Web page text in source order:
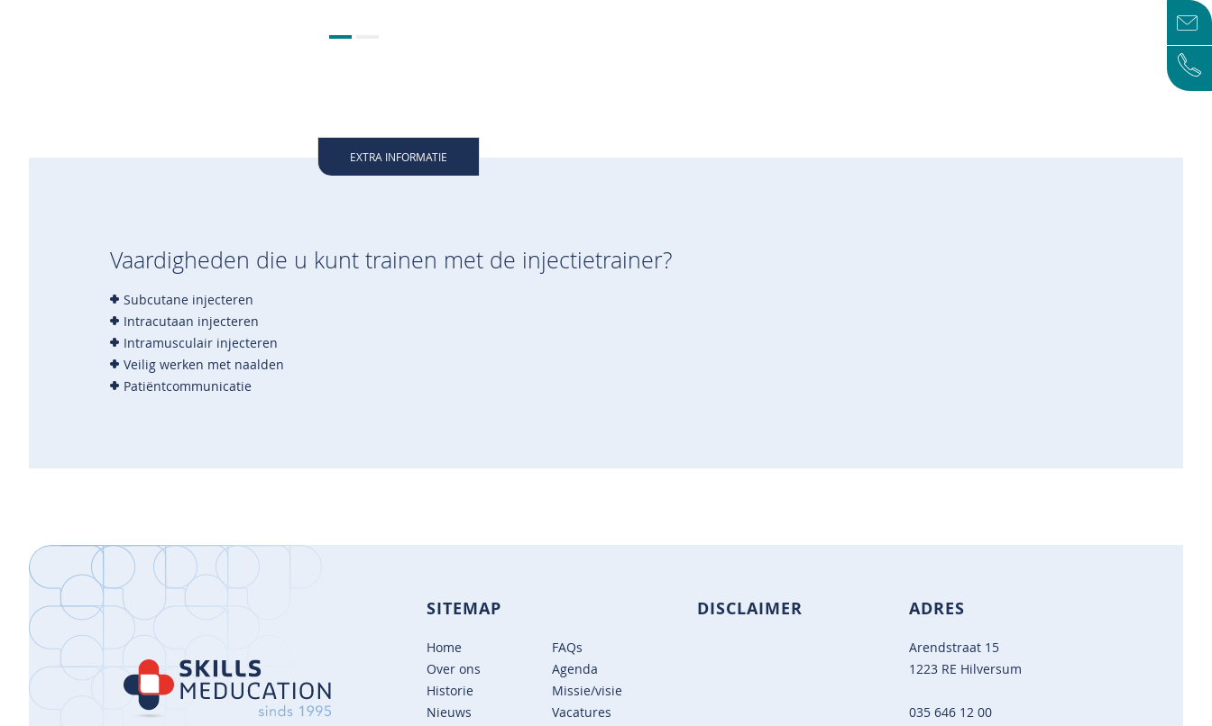
EXTRA INFORMATIE
Vaardigheden die u kunt trainen met de injectietrainer?
Subcutane injecteren
Intracutaan injecteren
Intramusculair injecteren
Veilig werken met naalden
Patiëntcommunicatie
SITEMAP
Home
Over ons
Historie
Nieuws
FAQs
Agenda
Missie/visie
Vacatures
DISCLAIMER ADRES
Arendstraat 15
1223 RE Hilversum
035 646 12 00